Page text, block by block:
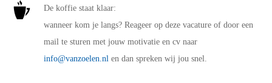
De koffie staat klaar:
wanneer kom je langs? Reageer op deze vacature of door een
mail te sturen met jouw motivatie en cv naar
info@vanzoelen.nl en dan spreken wij jou snel.